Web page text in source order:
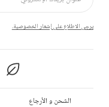
يرجى الاطلاع على إشعار الخصوصية.
الشحن و الأرجاع